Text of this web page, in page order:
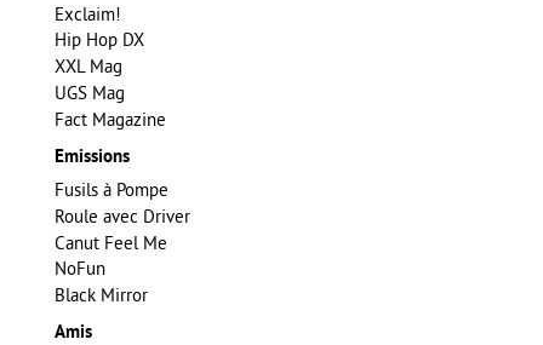
Exclaim!
Hip Hop DX
XXL Mag
UGS Mag
Fact Magazine
Emissions
Fusils à Pompe
Roule avec Driver
Canut Feel Me
NoFun
Black Mirror
Amis